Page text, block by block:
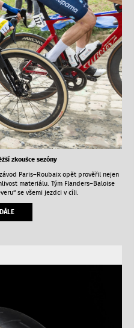
zkoušce sezóny
Paris–Roubaix opět prověřil nejen
materiálu. Tým Flanders–Baloise
se všemi jezdci v cíli.